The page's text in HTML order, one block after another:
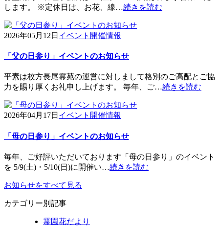
します。 ※定休日は、お花、線…続きを読む
2026年05月12日 イベント開催情報
「父の日参り」イベントのお知らせ
平素は枚方長尾霊苑の運営に対しまして格別のご高配とご協
力を賜り厚くお礼申し上げます。 毎年、ご…続きを読む
2026年04月17日 イベント開催情報
「母の日参り」イベントのお知らせ
毎年、ご好評いただいております「母の日参り」のイベント
を 5/9(土)・5/10(日)に開催い…続きを読む
お知らせをすべて見る
カテゴリー別記事
霊園花だより